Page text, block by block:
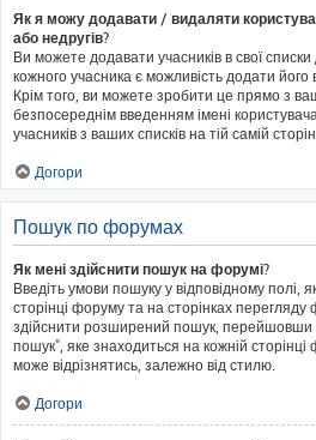
Як я можу додавати / видаляти
або недругів?
Ви можете додавати учасників в свої
кожного учасника є можливість додати його
Крім того, ви можете зробити це прямо з
безпосереднім введенням імені
учасників з ваших списків на тій самій
Догори
Пошук по форумах
Як мені здійснити пошук на форумі?
Введіть умови пошуку у відповідному полі,
сторінці форуму та на сторінках
здійснити розширений пошук,
пошук", яке знаходиться на кожній
може відрізнятись, залежно від стилю.
Догори